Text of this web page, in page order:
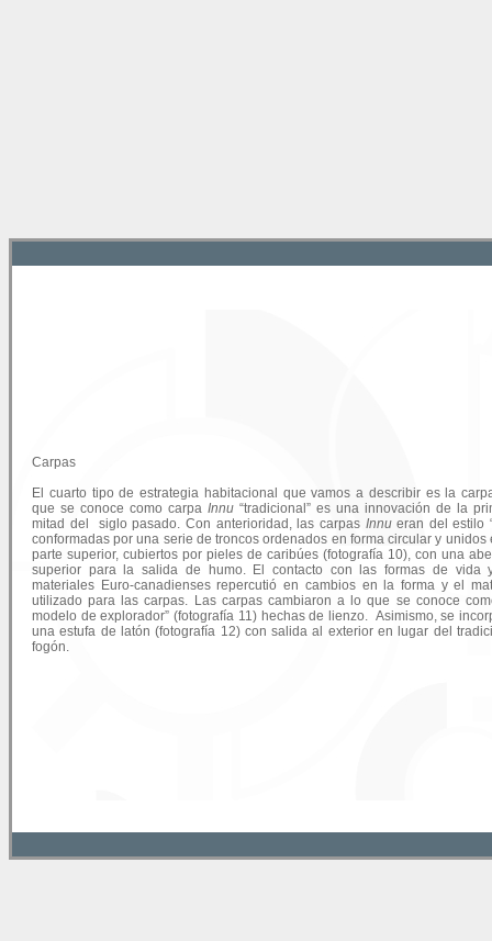
Carpas
El cuarto tipo de estrategia habitacional que vamos a describir es la
que se conoce como carpa Innu “tradicional” es una innovación de la
mitad del siglo pasado. Con anterioridad, las carpas Innueran del estilo
conformadas por una serie de troncos ordenados en forma circular y unidos
parte superior, cubiertos por pieles de caribúes (fotografía 10), con una
superior para la salida de humo. El contacto con las formas de vida
materiales Euro-canadienses repercutió en cambios en la forma y el
utilizado para las carpas. Las carpas cambiaron a lo que se conoce
modelo de explorador” (fotografía 11) hechas de lienzo. Asimismo, se
una estufa de latón (fotografía 12) con salida al exterior en lugar del
fogón.